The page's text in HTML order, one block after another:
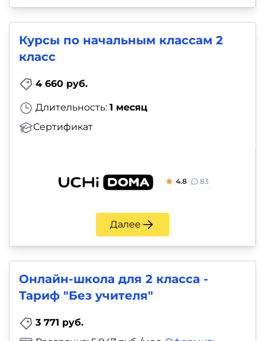
Курсы по начальным классам 2
класс
4 660 руб.
Длительность: 1 месяц
Сертификат
4.8 83
Далее
Онлайн-школа для 2 класса -
Тариф "Без учителя"
3 771 руб.